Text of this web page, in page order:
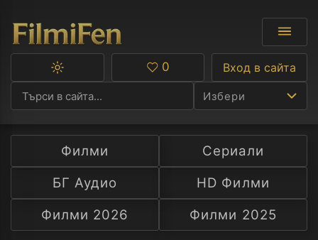
Избери
Ф
С
А
Превключване
тъмна
тема
Любими
0 Вход в сайта
Филми
Сериали
БГ Аудио
HD Филми
Филми 2026
Филми 2025